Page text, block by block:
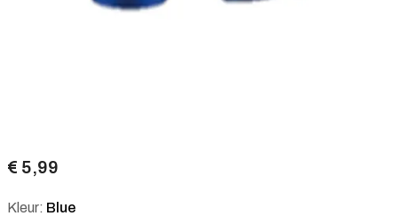
€ 5,99
Kleur: Blue